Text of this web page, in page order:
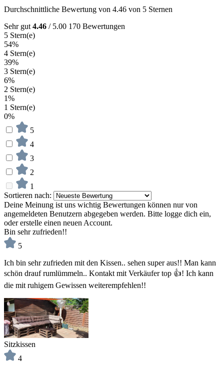
Durchschnittliche Bewertung von 4.46 von 5 Sternen
Sehr gut 4.46 / 5.00 170 Bewertungen
5 Stern(e)
54%
4 Stern(e)
39%
3 Stern(e)
6%
2 Stern(e)
1%
1 Stern(e)
0%
5
4
3
2
1
Sortieren nach:
Deine Meinung ist uns wichtig Bewertungen können nur von
angemeldeten Benutzern abgegeben werden. Bitte logge dich ein,
oder erstelle einen neuen Account.
Bin sehr zufrieden!!
5
Ich bin sehr zufrieden mit den Kissen.. sehen super aus!! Man kann
schön drauf rumlümmeln.. Kontakt mit Verkäufer top 👍! Ich kann
die mit ruhigem Gewissen weiterempfehlen!!
Sitzkissen
4